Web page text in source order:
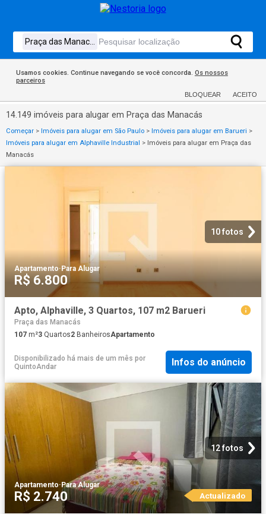
Usamos cookies. Continue navegando se você concorda. Os nossos
parceiros
BLOQUEAR ACEITO
14.149 imóveis para alugar em Praça das Manacás
Começar > Imóveis para alugar em São Paulo > Imóveis para alugar em Barueri >
Imóveis para alugar em Alphaville Industrial > Imóveis para alugar em Praça das
Manacás
10 fotos
Apartamento· Para Alugar
R$ 6.800
Apto, Alphaville, 3 Quartos, 107 m2 Barueri
Praça das Manacás
107 m²3 Quartos2 BanheirosApartamento
Disponibilizado há mais de um mês por
QuintoAndar
Infos do anúncio
12 fotos
Apartamento·Para Alugar
R$ 2.740 Actualizado